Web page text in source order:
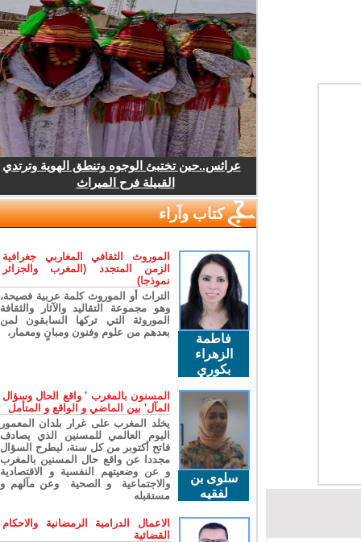
عرائس..حين تختبئ الوجوه وتنطق الهوية وترتدي
القبيلة فرح الميراث
كتاب وآراء
فاطمة
الزهراء
بكوري
الموروث الثقافي المغاربي جغرافية
الزمن المتجدد (المغرب والجزائر
نموذجا)
التراث أو الموروث كلمة عربية فصيحة،
وهو مجموعة التقاليد والآثار والثقافة
الموروثة التي تركها السابقون لمن
بعدهم من علوم وفنون ومبانٍ ومعمار،
سلوى بن
لفقيه
المسنون بالمغرب ' واقع الحال وسؤال
المآل' بين الماضي و الواقع و المتأمل
يخلد المغرب على غرار بلدان المعمور
اليوم العالمي للمسنين الذي يصادف
فاتح أكتوبر من كل سنة، ليطرح السؤال
مجددا عن واقع حال المسنين بالمغرب
و عن وضعيتهم النفسية و الاقتصادية
والاجتماعية و الصحية وعن مآلهم و
مستقبله
الاعمال الدرامية الرمضانية والاحكام
القضائية